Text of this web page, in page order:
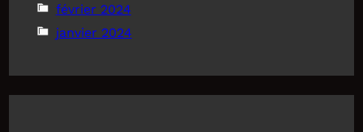
février 2024
janvier 2024